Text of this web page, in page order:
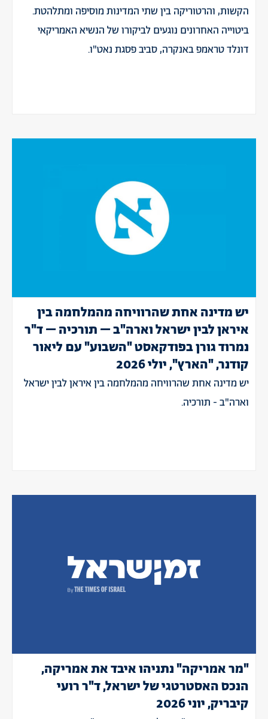
הקשות, והרטוריקה בין שתי המדינות מוסיפה ומתלהטת.
ביטוייה האחרונים נוגעים לביקורו של הנשיא האמריקאי
דונלד טראמפ באנקרה, סביב פסגת נאט"ו.
יש מדינה אחת שהרוויחה מהמלחמה בין
איראן לבין ישראל וארה"ב – תורכיה – ד"ר
נמרוד גורן בפודקאסט "השבוע" עם ליאור
קודנר, "הארץ", יולי 2026
יש מדינה אחת שהרוויחה מהמלחמה בין איראן לבין ישראל
וארה"ב - תורכיה.
"מר אמריקה" נתניהו איבד את אמריקה,
הנכס האסטרטגי של ישראל, ד"ר רועי
קיבריק, יוני 2026